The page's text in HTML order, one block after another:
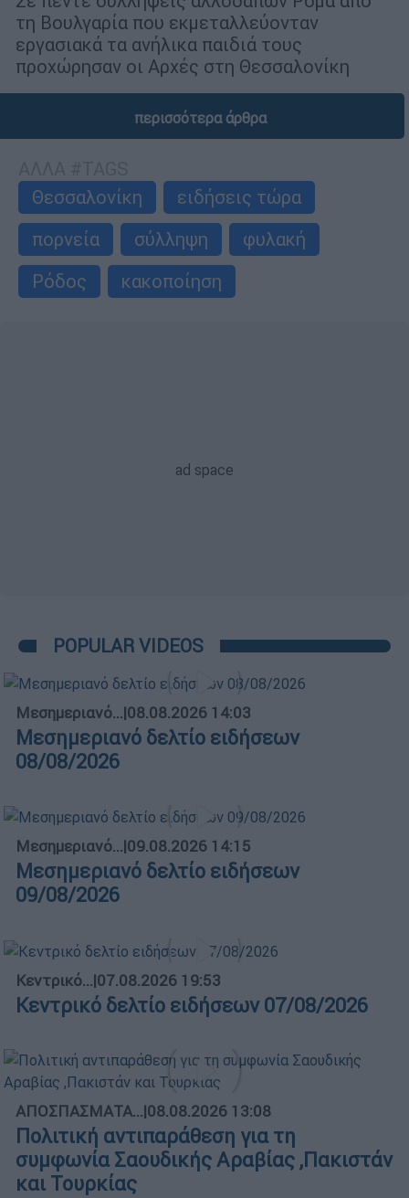
τη Βουλγαρία που εκμεταλλεύονταν
εργασιακά τα ανήλικα παιδιά τους
προχώρησαν οι Αρχές στη Θεσσαλονίκη
περισσότερα άρθρα
Θεσσαλονίκη
ειδήσεις τώρα
πορνεία
σύλληψη
φυλακή
Ρόδος
κακοποίηση
POPULAR VIDEOS
Μεσημεριανό...|08.08.2026 14:03
Μεσημεριανό δελτίο ειδήσεων
08/08/2026
Μεσημεριανό...|09.08.2026 14:15
Μεσημεριανό δελτίο ειδήσεων
09/08/2026
Κεντρικό...|07.08.2026 19:53
Κεντρικό δελτίο ειδήσεων 07/08/2026
ΑΠΟΣΠΑΣΜΑΤΑ...|08.08.2026 13:08
Πολιτική αντιπαράθεση για τη
συμφωνία Σαουδικής Αραβίας ,Πακιστάν
και Τουρκίας